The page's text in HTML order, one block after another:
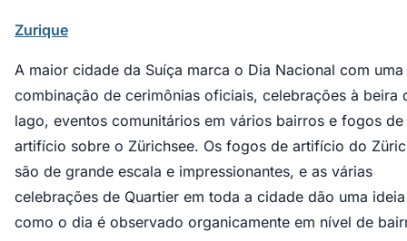
Zurique
A maior cidade da Suíça marca o Dia Nacional com uma
combinação de cerimônias oficiais, celebrações à beira
lago, eventos comunitários em vários bairros e fogos de
artifício sobre o Zürichsee. Os fogos de artifício do
são de grande escala e impressionantes, e as várias
celebrações de Quartier em toda a cidade dão uma
como o dia é observado organicamente em nível de